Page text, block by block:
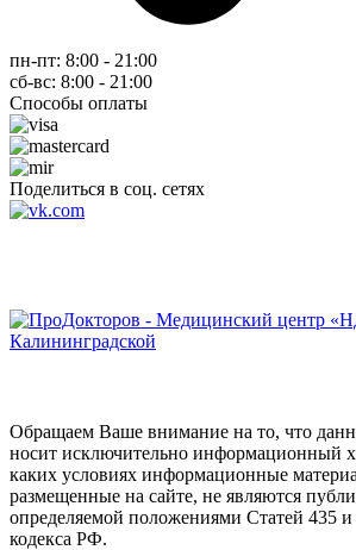
пн-пт: 8:00 - 21:00
сб-вс: 8:00 - 21:00
Способы оплаты
Поделиться в соц. сетях
Обращаем Ваше внимание на то, что
носит исключительно информационный
каких условиях информационные
размещенные на сайте, не являются
определяемой положениями Статей 435 и
кодекса РФ.